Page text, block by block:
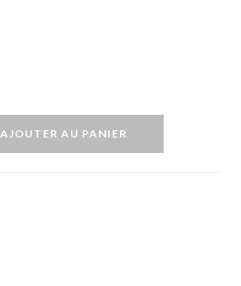
AJOUTER AU PANIER